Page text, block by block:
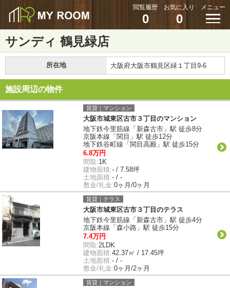
閲覧履歴
0
お気に入り
0
メニュー
サンディ 鶴見緑店
所在地 大阪府大阪市鶴見区緑１丁目9-6
施設周辺の物件
賃貸｜マンション
大阪市城東区古市３丁目のマンション
地下鉄今里筋線「新森古市」駅 徒歩8分
京阪本線「関目」駅 徒歩12分
地下鉄谷町線「関目高殿」駅 徒歩15分
6.8万円
間取:1K
建物面積:- / 7.58坪
土地面積:- / -
敷金/礼金:0ヶ月/0ヶ月
賃貸｜テラス
大阪市城東区古市３丁目のテラス
地下鉄今里筋線「新森古市」駅 徒歩4分
京阪本線「森小路」駅 徒歩15分
7.4万円
間取:2LDK
建物面積:42.37㎡ / 17.45坪
土地面積:- / -
敷金/礼金:0ヶ月/2ヶ月
賃貸｜マンション